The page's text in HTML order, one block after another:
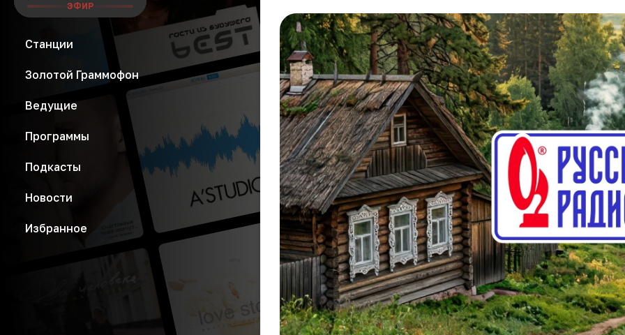
ЭФИР
Станции
Золотой Граммофон
Ведущие
Программы
Подкасты
Новости
Избранное